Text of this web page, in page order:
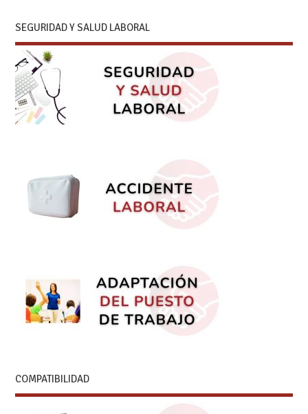
SEGURIDAD Y SALUD LABORAL
COMPATIBILIDAD